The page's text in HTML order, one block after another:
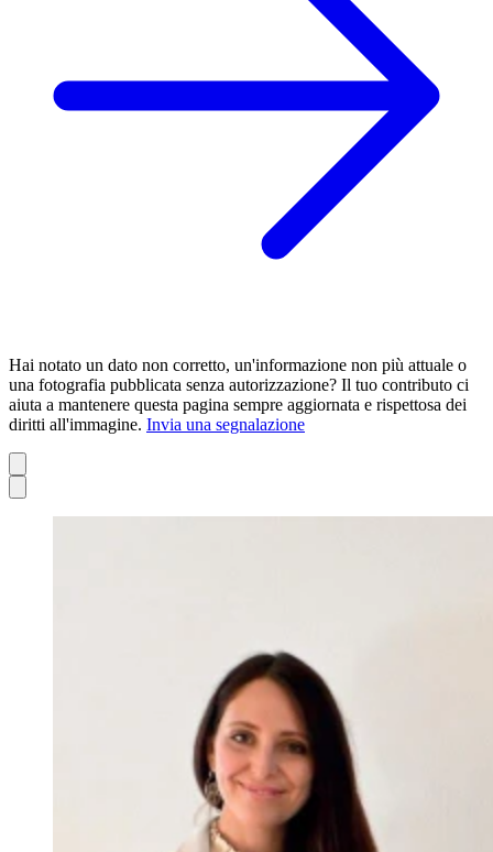
Hai notato un dato non corretto, un'informazione non più attuale o
una fotografia pubblicata senza autorizzazione? Il tuo contributo ci
aiuta a mantenere questa pagina sempre aggiornata e rispettosa dei
diritti all'immagine. Invia una segnalazione